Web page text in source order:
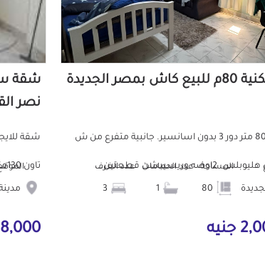
شقة سكنية 80م للبيع كاش بمصر الجديدة
للبيع شقة 80 متر دور 3 بدون اسانسير. جانبية متفرع من ش
وريسيبشن قطعتين...المساحة عدد الحمامات عدد الغرف
نصر
شقة
تاون 130متر( غرفتين، ريسبشن كبير ، مطبخ، ح...
8,000 جنيه / سنوياً